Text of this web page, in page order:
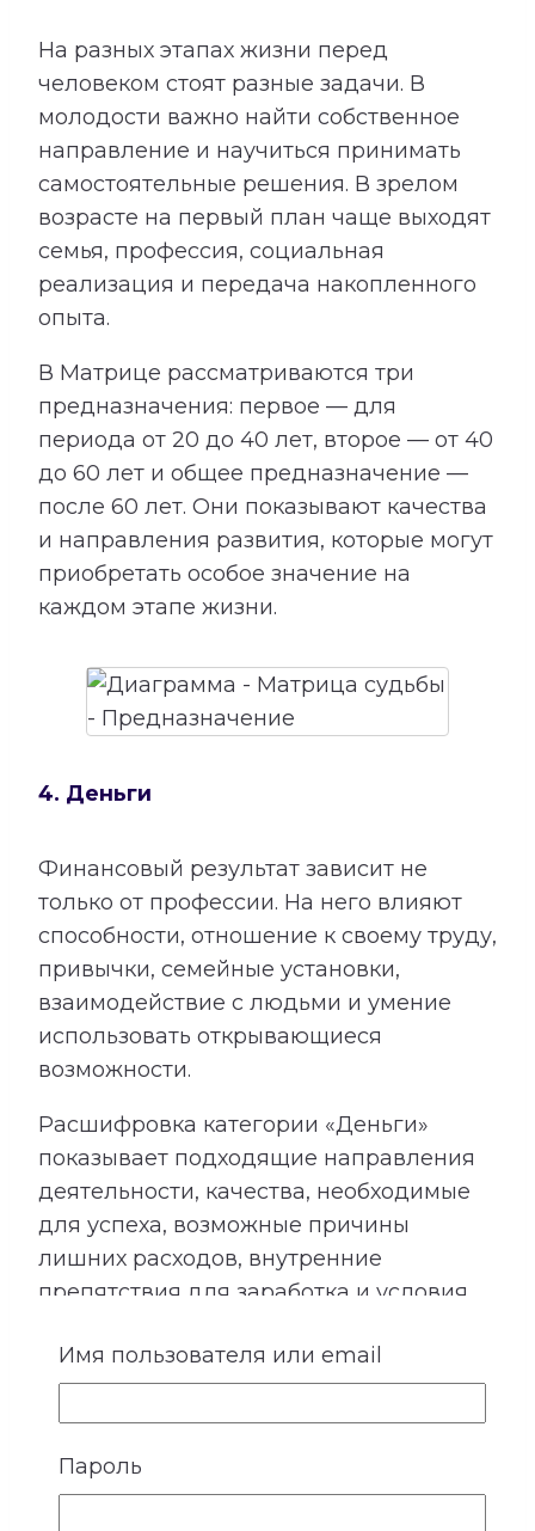
На разных этапах жизни перед
человеком стоят разные задачи. В
молодости важно найти собственное
направление и научиться принимать
самостоятельные решения. В зрелом
возрасте на первый план чаще выходят
семья, профессия, социальная
реализация и передача накопленного
опыта.
В Матрице рассматриваются три
предназначения: первое — для
периода от 20 до 40 лет, второе — от 40
до 60 лет и общее предназначение —
после 60 лет. Они показывают качества
и направления развития, которые могут
приобретать особое значение на
каждом этапе жизни.
4. Деньги
Финансовый результат зависит не
только от профессии. На него влияют
способности, отношение к своему труду,
привычки, семейные установки,
взаимодействие с людьми и умение
использовать открывающиеся
возможности.
Расшифровка категории «Деньги»
показывает подходящие направления
деятельности, качества, необходимые
для успеха, возможные причины
лишних расходов, внутренние
препятствия для заработка и условия
Сопоставление этой категории с
талантами помогает лучше понять, в
каких направлениях способности могут
приносить не только удовлетворение,
но и материальный результат.
Имя пользователя или email
Пароль